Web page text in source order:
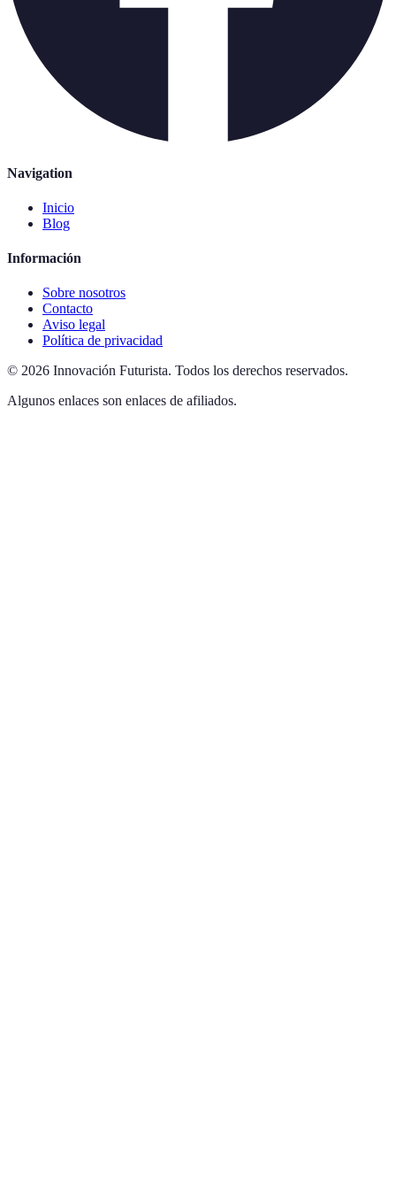
Navigation
Inicio
Blog
Información
Sobre nosotros
Contacto
Aviso legal
Política de privacidad
© 2026 Innovación Futurista. Todos los derechos reservados.
Algunos enlaces son enlaces de afiliados.